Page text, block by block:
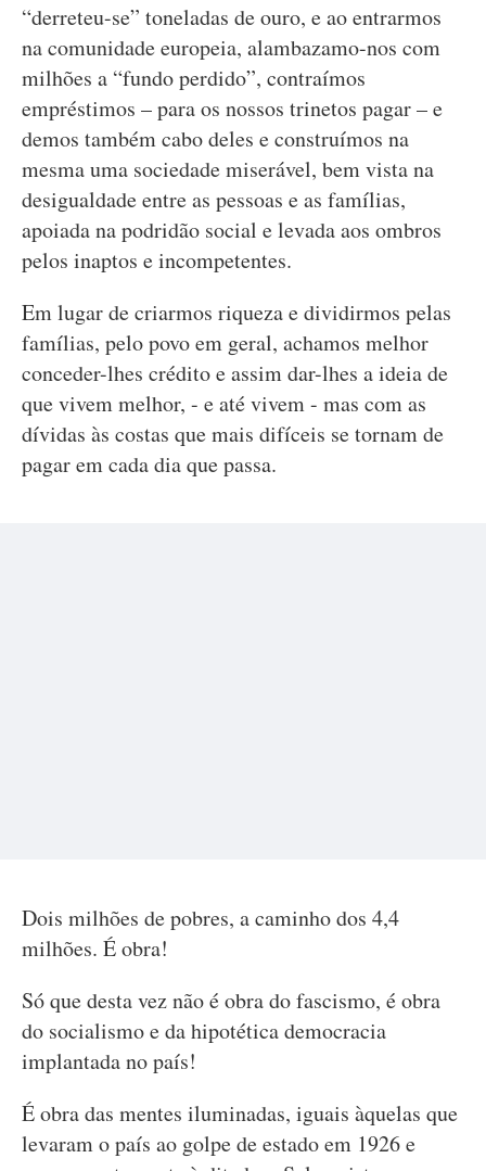
“derreteu-se” toneladas de ouro, e ao entrarmos
na comunidade europeia, alambazamo-nos com
milhões a “fundo perdido”, contraímos
empréstimos – para os nossos trinetos pagar – e
demos também cabo deles e construímos na
mesma uma sociedade miserável, bem vista na
desigualdade entre as pessoas e as famílias,
apoiada na podridão social e levada aos ombros
pelos inaptos e incompetentes.
Em lugar de criarmos riqueza e dividirmos pelas
famílias, pelo povo em geral, achamos melhor
conceder-lhes crédito e assim dar-lhes a ideia de
que vivem melhor, - e até vivem - mas com as
dívidas às costas que mais difíceis se tornam de
pagar em cada dia que passa.
Dois milhões de pobres, a caminho dos 4,4
milhões. É obra!
Só que desta vez não é obra do fascismo, é obra
do socialismo e da hipotética democracia
implantada no país!
É obra das mentes iluminadas, iguais àquelas que
levaram o país ao golpe de estado em 1926 e